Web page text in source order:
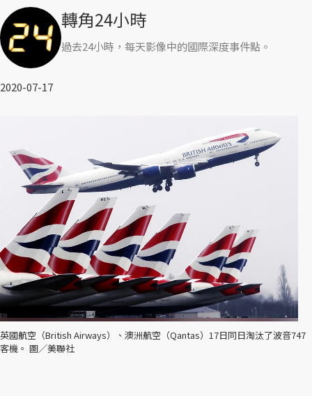
轉角24小時
過去24小時，每天影像中的國際深度事件點。
2020-07-17
英國航空（British Airways）、澳洲航空（Qantas）17日同日淘汰了波音747
客機。 圖／美聯社